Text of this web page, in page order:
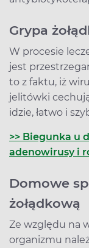
Grypa
W procesie
jest
to z faktu, iż
jelitówki
idzie, łatwo i
>> Biegunka u
adenowirusy i
Domowe
żołądkową
Ze względu na
organizmu